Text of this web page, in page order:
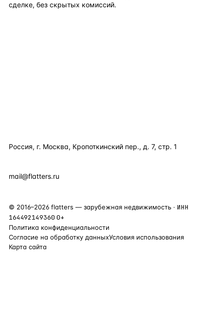
сделке, без скрытых комиссий.
Россия, г. Москва, Кропоткинский пер., д. 7, стр. 1
mail@flatters.ru
© 2016–2026 flatters — зарубежная недвижимость · ИНН
164492149360 0+
Политика конфиденциальности
Согласие на обработку данныхУсловия использования
Карта сайта